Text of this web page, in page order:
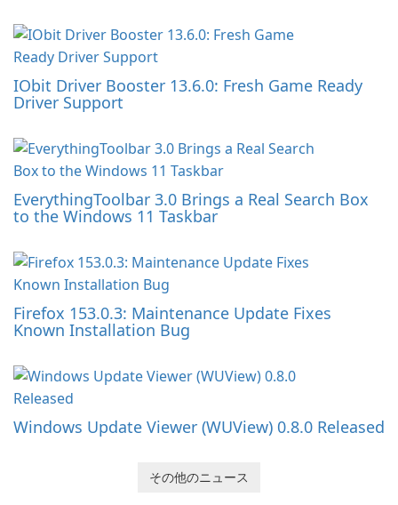
IObit Driver Booster 13.6.0: Fresh Game Ready
Driver Support
EverythingToolbar 3.0 Brings a Real Search Box
to the Windows 11 Taskbar
Firefox 153.0.3: Maintenance Update Fixes
Known Installation Bug
Windows Update Viewer (WUView) 0.8.0 Released
その他のニュース